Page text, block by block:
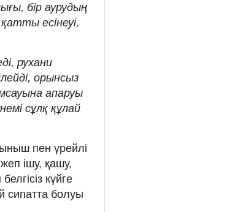
бір аурудың
есінеуі,
рухани
орынсыз
апаруы
сұлқ құлай
пен үрейлі
ішу, қашу,
күйге
сипатта болуы